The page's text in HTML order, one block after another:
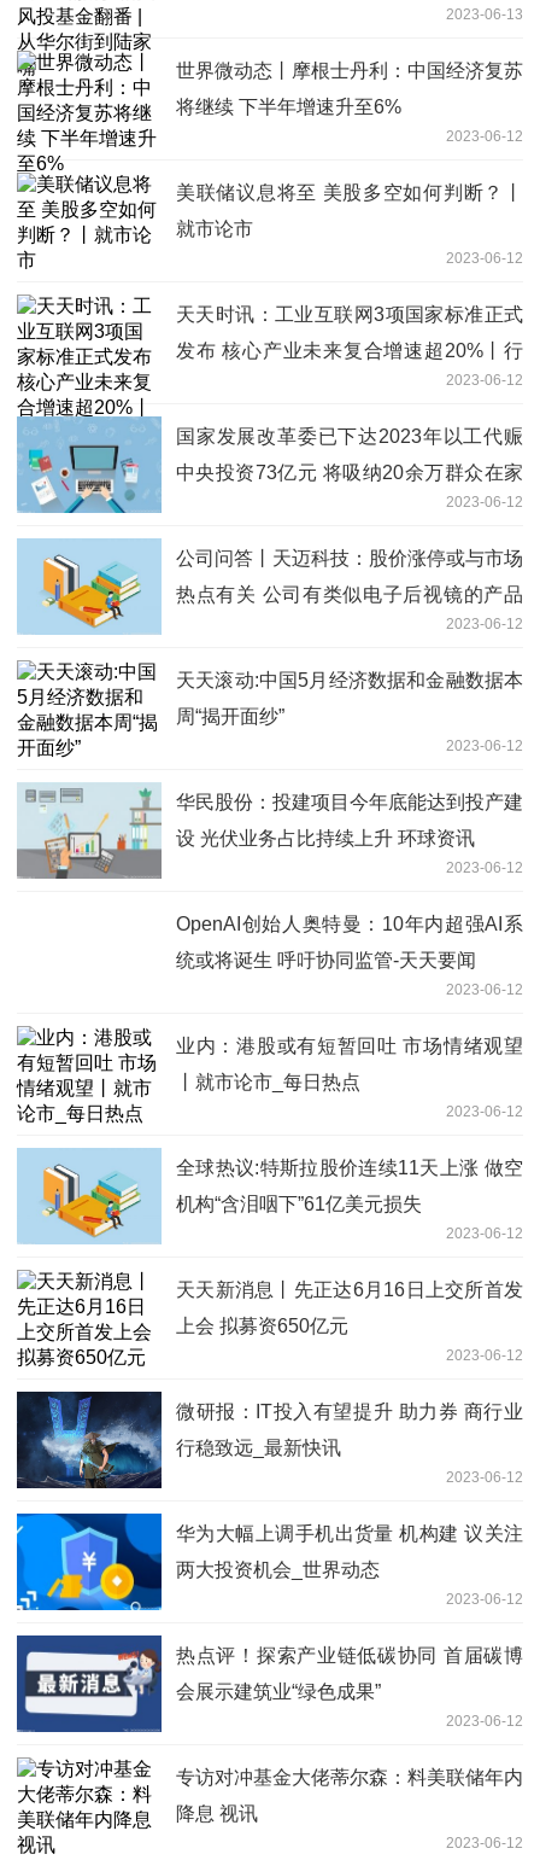
2023-06-13
世界微动态丨摩根士丹利：中国经济复苏
将继续 下半年增速升至6%
2023-06-12
美联储议息将至 美股多空如何判断？丨
就市论市
2023-06-12
天天时讯：工业互联网3项国家标准正式
发布 核心产业未来复合增速超20%丨行
2023-06-12
国家发展改革委已下达2023年以工代赈
中央投资73亿元 将吸纳20余万群众在家
2023-06-12
公司问答丨天迈科技：股价涨停或与市场
热点有关 公司有类似电子后视镜的产品
主要用于商用车领域 世界今热点2023-06-12
天天滚动:中国5月经济数据和金融数据本
周“揭开面纱”
2023-06-12
华民股份：投建项目今年底能达到投产建
设 光伏业务占比持续上升 环球资讯
2023-06-12
OpenAI创始人奥特曼：10年内超强AI系
统或将诞生 呼吁协同监管-天天要闻
2023-06-12
业内：港股或有短暂回吐 市场情绪观望
丨就市论市_每日热点
2023-06-12
全球热议:特斯拉股价连续11天上涨 做空
机构“含泪咽下”61亿美元损失
2023-06-12
天天新消息丨先正达6月16日上交所首发
上会 拟募资650亿元
2023-06-12
微研报：IT投入有望提升 助力券 商行业
行稳致远_最新快讯
2023-06-12
华为大幅上调手机出货量 机构建 议关注
两大投资机会_世界动态
2023-06-12
热点评！探索产业链低碳协同 首届碳博
会展示建筑业“绿色成果”
2023-06-12
专访对冲基金大佬蒂尔森：料美联储年内
降息 视讯
2023-06-12